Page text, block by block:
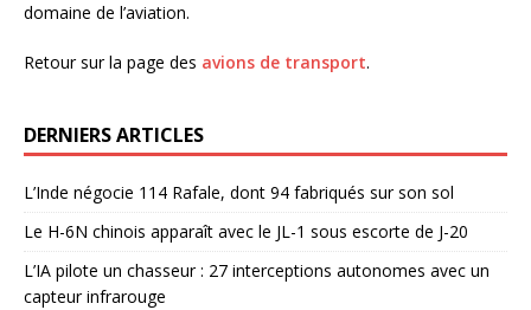
domaine de l’aviation.
Retour sur la page des avions de transport.
DERNIERS ARTICLES
L’Inde négocie 114 Rafale, dont 94 fabriqués sur son sol
Le H-6N chinois apparaît avec le JL-1 sous escorte de J-20
L’IA pilote un chasseur : 27 interceptions autonomes avec un
capteur infrarouge